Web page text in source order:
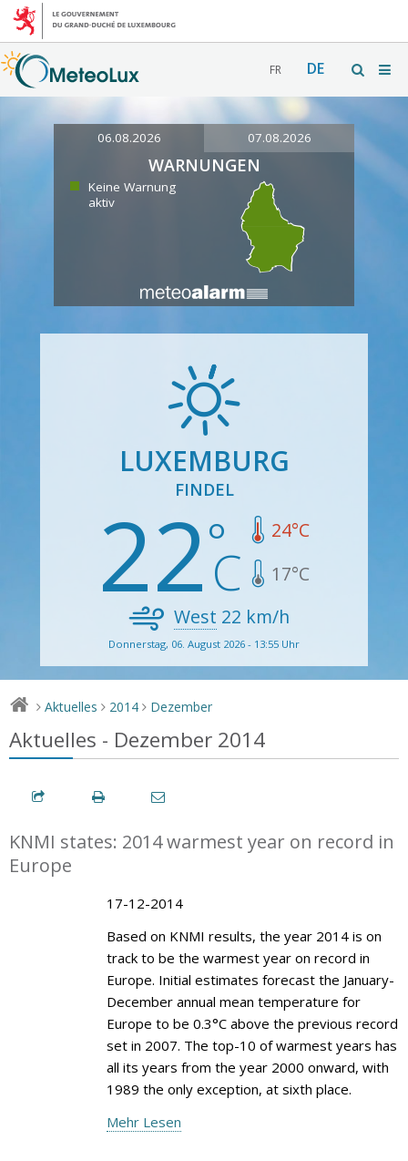
FR DE
06.08.2026 07.08.2026
WARNUNGEN
Keine Warnung
aktiv
LUXEMBURG
FINDEL
22 24°C
17°C
West 22 km/h
Donnerstag, 06. August 2026 - 13:55 Uhr
> Aktuelles > 2014 > Dezember
Aktuelles - Dezember 2014
KNMI states: 2014 warmest year on record in
Europe
17-12-2014
Based on KNMI results, the year 2014 is on
track to be the warmest year on record in
Europe. Initial estimates forecast the January-
December annual mean temperature for
Europe to be 0.3°C above the previous record
set in 2007. The top-10 of warmest years has
all its years from the year 2000 onward, with
1989 the only exception, at sixth place.
Mehr Lesen